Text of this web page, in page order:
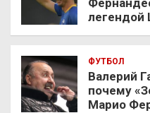
легендой
ФУТБОЛ
Валерий
почему
Марио